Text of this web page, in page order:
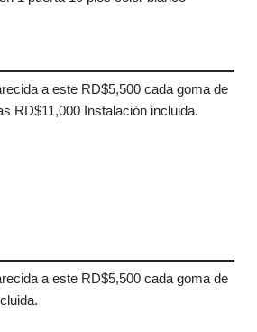
a este RD$5,500 cada goma de
RD$11,000 Instalación incluida.
a este RD$5,500 cada goma de